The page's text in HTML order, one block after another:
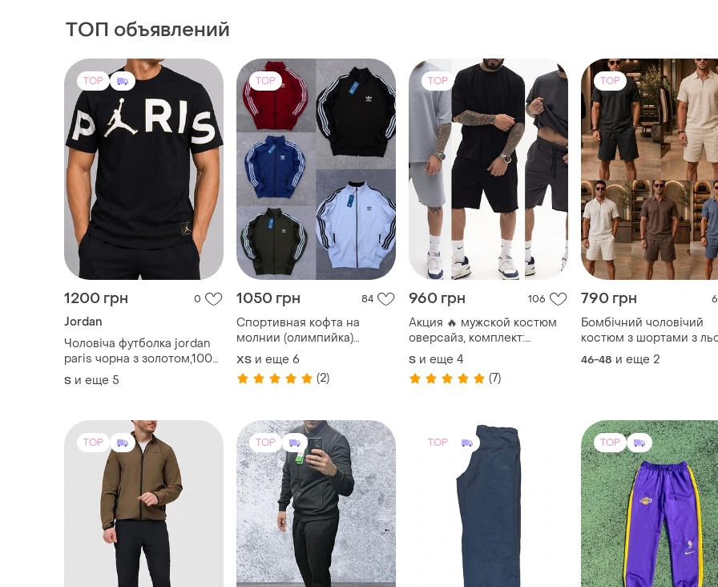
ТОП объявлений
TOP
1200 грн 0
Jordan
Чоловіча футболка jordan
paris чорна з золотом,100%
бавовна оригінал psg
S и еще 5
TOP
1050 грн 84
Спортивная кофта на
молнии (олимпийка)
разные цвета
XS и еще 6
(2)
TOP
960 грн 106
Акция 🔥 мужской костюм
оверсайз, комплект:
футболка и шорты топ
качество три цвета набор
большие размеры
S и еще 4
(7)
TOP
790 грн 6
Бомбічний чоловічий
костюм з шортами з
4456
46-48 и еще 2
TOP TOP TOP TOP